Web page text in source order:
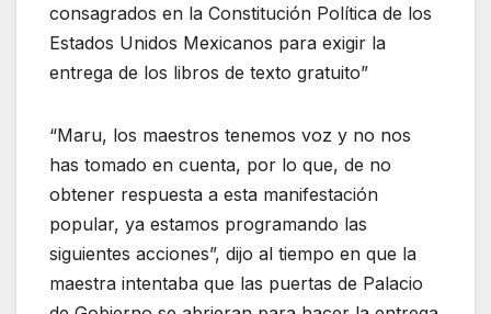
consagrados en la Constitución Política de los
Estados Unidos Mexicanos para exigir la
entrega de los libros de texto gratuito”
“Maru, los maestros tenemos voz y no nos
has tomado en cuenta, por lo que, de no
obtener respuesta a esta manifestación
popular, ya estamos programando las
siguientes acciones”, dijo al tiempo en que la
maestra intentaba que las puertas de Palacio